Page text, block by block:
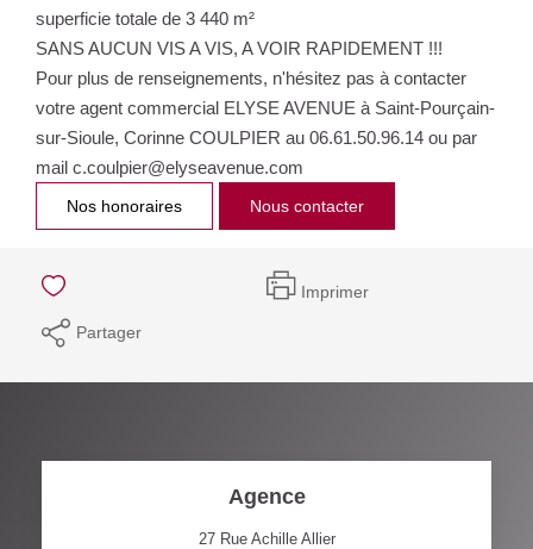
superficie totale de 3 440 m²
SANS AUCUN VIS A VIS, A VOIR RAPIDEMENT !!!
Pour plus de renseignements, n'hésitez pas à contacter
votre agent commercial ELYSE AVENUE à Saint-Pourçain-
sur-Sioule, Corinne COULPIER au 06.61.50.96.14 ou par
mail c.coulpier@elyseavenue.com
Nos honoraires Nous contacter
Imprimer
Partager
Agence
27 Rue Achille Allier